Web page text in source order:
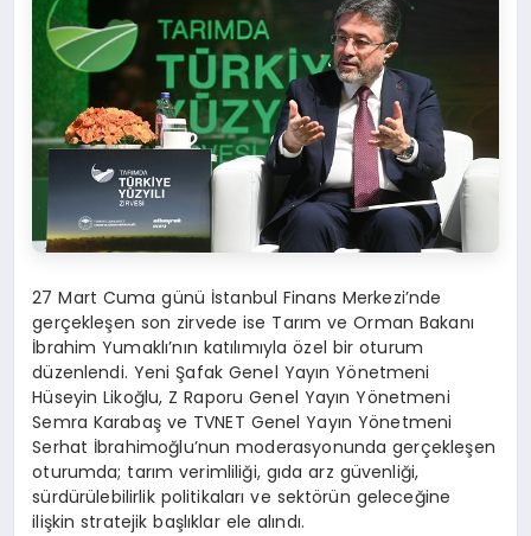
27 Mart Cuma günü İstanbul Finans Merkezi’nde
gerçekleşen son zirvede ise Tarım ve Orman Bakanı
İbrahim Yumaklı’nın katılımıyla özel bir oturum
düzenlendi. Yeni Şafak Genel Yayın Yönetmeni
Hüseyin Likoğlu, Z Raporu Genel Yayın Yönetmeni
Semra Karabaş ve TVNET Genel Yayın Yönetmeni
Serhat İbrahimoğlu’nun moderasyonunda gerçekleşen
oturumda; tarım verimliliği, gıda arz güvenliği,
sürdürülebilirlik politikaları ve sektörün geleceğine
ilişkin stratejik başlıklar ele alındı.